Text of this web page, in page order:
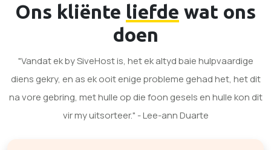
Ons kliënte liefde wat ons
doen
"Vandat ek by SiveHost is, het ek altyd baie hulpvaardige
diens gekry, en as ek ooit enige probleme gehad het, het dit
na vore gebring, met hulle op die foon gesels en hulle kon dit
vir my uitsorteer." - Lee-ann Duarte